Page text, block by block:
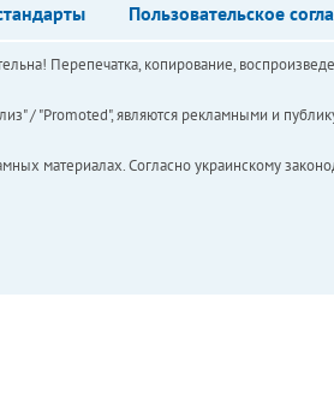
Пользовательское
Перепечатка, копирование,
/ "Promoted", являются рекламными и
материалах. Согласно украинскому